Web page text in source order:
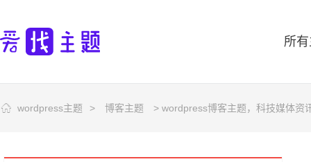
所
wordpress主题 > 博客主题 > wordpress博客主题，科技媒体资